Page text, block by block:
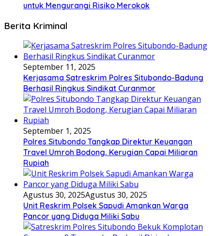
untuk Mengurangi Risiko Merokok
Berita Kriminal
September 11, 2025
Kerjasama Satreskrim Polres Situbondo-Badung
Berhasil Ringkus Sindikat Curanmor
September 1, 2025
Polres Situbondo Tangkap Direktur Keuangan
Travel Umroh Bodong, Kerugian Capai Miliaran
Rupiah
Agustus 30, 2025Agustus 30, 2025
Unit Reskrim Polsek Sapudi Amankan Warga
Pancor yang Diduga Miliki Sabu